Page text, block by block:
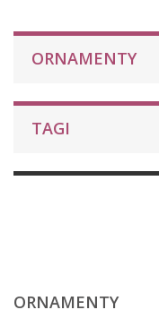
ORNAMENTY
TAGI
ORNAMENTY